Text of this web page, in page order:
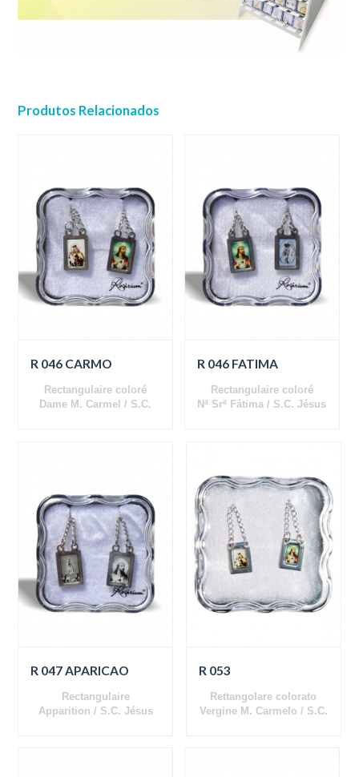
Produtos Relacionados
R 046 CARMO
Rectangulaire coloré
Dame M. Carmel / S.C.
R 046 FATIMA
Rectangulaire coloré
Nª Srª Fátima / S.C. Jésus
R 047 APARICAO
Rectangulaire
Apparition / S.C. Jésus
R 053
Rettangolare colorato
Vergine M. Carmelo / S.C.